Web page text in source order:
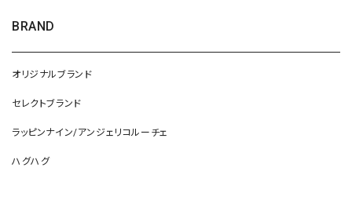
BRAND
オリジナルブランド
セレクトブランド
ラッピンナイン/アンジェリコルーチェ
ハグハグ